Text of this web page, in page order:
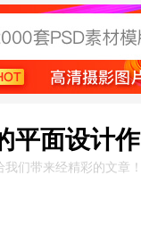
平面设计
我们带来经精彩的文章